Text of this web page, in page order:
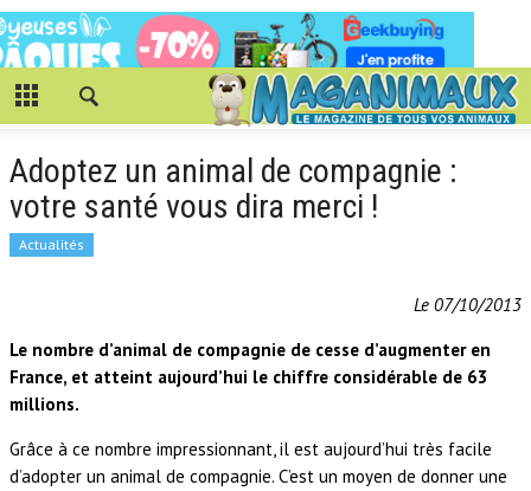
Adoptez un animal de compagnie :
votre santé vous dira merci !
Actualités
Le 07/10/2013
Le nombre d’animal de compagnie de cesse d’augmenter en
France, et atteint aujourd’hui le chiffre considérable de 63
millions.
Grâce à ce nombre impressionnant, il est aujourd’hui très facile
d’adopter un animal de compagnie. C’est un moyen de donner une